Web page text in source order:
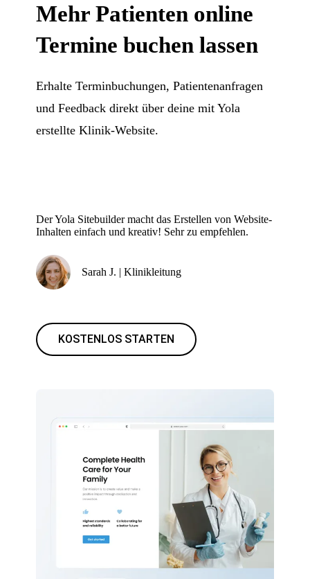
Mehr Patienten online
Termine buchen lassen
Erhalte Terminbuchungen, Patientenanfragen
und Feedback direkt über deine mit Yola
erstellte Klinik-Website.
Der Yola Sitebuilder macht das Erstellen von Website-
Inhalten einfach und kreativ! Sehr zu empfehlen.
Sarah J. | Klinikleitung
KOSTENLOS STARTEN